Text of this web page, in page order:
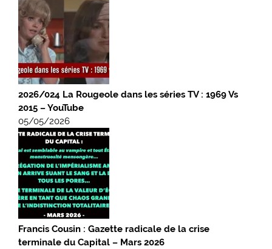
2026/024 La Rougeole dans les séries TV : 1969 Vs
2015 – YouTube
05/05/2026
Francis Cousin : Gazette radicale de la crise
terminale du Capital – Mars 2026